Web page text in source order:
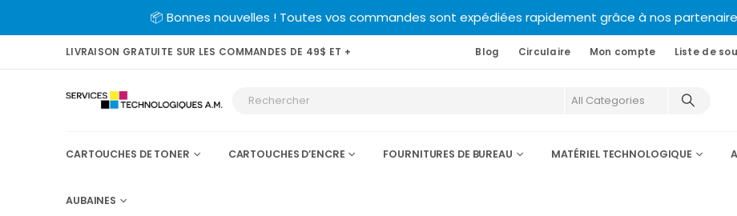
📦 Bonnes nouvelles ! Toutes vos commandes sont expédiées rapidement grâce à nos
LIVRAISON GRATUITE SUR LES COMMANDES DE 49$ ET + Blog Circulaire Mon compte Liste de
CARTOUCHES DE TONER CARTOUCHES D’ENCRE FOURNITURES DE BUREAU MATÉRIEL TECHNOLOGIQUE
AUBAINES